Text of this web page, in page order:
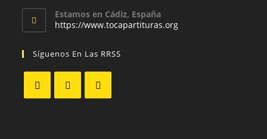
Estamos en Cádiz, España
https://www.tocapartituras.org
Síguenos En Las RRSS